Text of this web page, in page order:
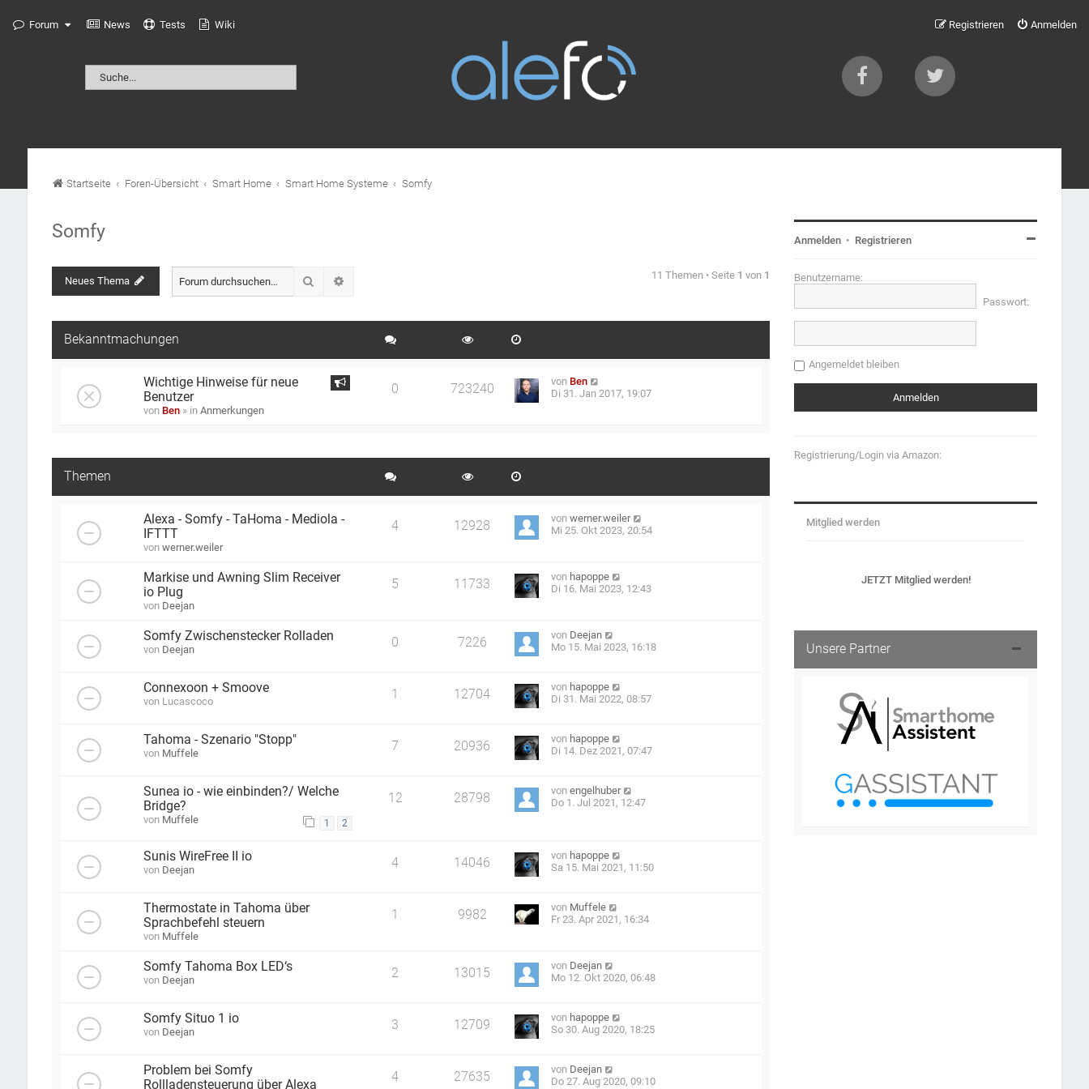
Forum News Tests Wiki Anmelden
Registrieren
Startseite Foren-Übersicht Smart Home Smart Home Systeme Somfy
Somfy
Neues Thema Suche 11 Themen • Seite 1 von 1
Bekanntmachungen
Wichtige Hinweise für neue
Benutzer
von Ben » in Anmerkungen
0 723240
von Ben
Di 31. Jan 2017, 19:07
Themen
Alexa - Somfy - TaHoma - Mediola -
IFTTT
von werner.weiler
4 12928
vonwerner.weiler
Mi 25. Okt 2023, 20:54
Markise und Awning Slim Receiver
io Plug
von Deejan
5 11733
von hapoppe
Di 16. Mai 2023, 12:43
Somfy Zwischenstecker Rolladen
von Deejan 0 7226
von Deejan
Mo 15. Mai 2023, 16:18
Connexoon + Smoove
von Lucascoco 1 12704
von hapoppe
Di 31. Mai 2022, 08:57
Tahoma - Szenario "Stopp"
von Muffele 7 20936
von hapoppe
Di 14. Dez 2021, 07:47
Sunea io - wie einbinden?/ Welche
Bridge?
von Muffele 1 2
12 28798
vonengelhuber
Do 1. Jul 2021, 12:47
Sunis WireFree II io
von Deejan 4 14046
von hapoppe
Sa 15. Mai 2021, 11:50
Thermostate in Tahoma über
Sprachbefehl steuern
von Muffele
1 9982
von Muffele
Fr 23. Apr 2021, 16:34
Somfy Tahoma Box LED‘s
von Deejan 2 13015
von Deejan
Mo 12. Okt 2020, 06:48
Somfy Situo 1 io
von Deejan 3 12709
von hapoppe
So 30. Aug 2020, 18:25
Problem bei Somfy
Rollladensteuerung über Alexa
4 27635
von Deejan
Do 27. Aug 2020, 09:10
Anmelden • Registrieren
Benutzername:
Passwort:
Angemeldet bleiben
Registrierung/Login via Amazon:
Mitglied werden
JETZT Mitglied werden!
Unsere Partner